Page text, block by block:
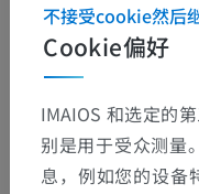
人体解剖学2
整合系统 >
大脑> 小脑> 小脑
Cookie偏好
不接受cookie然后
IMAIOS 和选定的
别是用于受众测量
息，例如您的设备